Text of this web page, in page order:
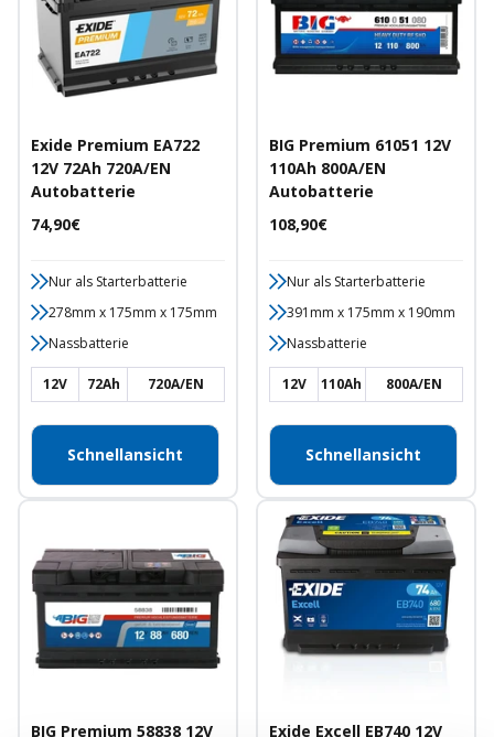
Exide Premium EA722
12V 72Ah 720A/EN
Autobatterie
Angebotspreis
74,90€
Nur als Starterbatterie
278mm x 175mm x 175mm
Nassbatterie
12V 72Ah 720A/EN
Schnellansicht
BIG Premium 61051 12V
110Ah 800A/EN
Autobatterie
Angebotspreis
108,90€
Nur als Starterbatterie
391mm x 175mm x 190mm
Nassbatterie
12V 110Ah 800A/EN
Schnellansicht
BIG Premium 58838 12V Exide Excell EB740 12V